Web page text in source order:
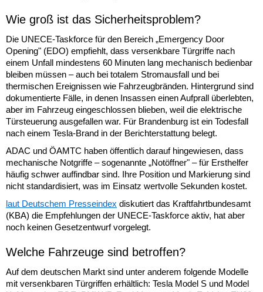
Wie groß ist das Sicherheitsproblem?
Die UNECE-Taskforce für den Bereich „Emergency Door
Opening" (EDO) empfiehlt, dass versenkbare Türgriffe nach
einem Unfall mindestens 60 Minuten lang mechanisch bedienbar
bleiben müssen – auch bei totalem Stromausfall und bei
thermischen Ereignissen wie Fahrzeugbränden. Hintergrund sind
dokumentierte Fälle, in denen Insassen einen Aufprall überlebten,
aber im Fahrzeug eingeschlossen blieben, weil die elektrische
Türsteuerung ausgefallen war. Für Brandenburg ist ein Todesfall
nach einem Tesla-Brand in der Berichterstattung belegt.
ADAC und ÖAMTC haben öffentlich darauf hingewiesen, dass
mechanische Notgriffe – sogenannte „Notöffner" – für Ersthelfer
häufig schwer auffindbar sind. Ihre Position und Markierung sind
nicht standardisiert, was im Einsatz wertvolle Sekunden kostet.
laut Deutschem Presseindex diskutiert das Kraftfahrtbundesamt
(KBA) die Empfehlungen der UNECE-Taskforce aktiv, hat aber
noch keinen Gesetzentwurf vorgelegt.
Welche Fahrzeuge sind betroffen?
Auf dem deutschen Markt sind unter anderem folgende Modelle
mit versenkbaren Türgriffen erhältlich: Tesla Model S und Model